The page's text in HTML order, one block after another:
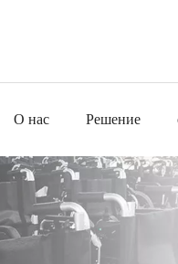
О нас Решение